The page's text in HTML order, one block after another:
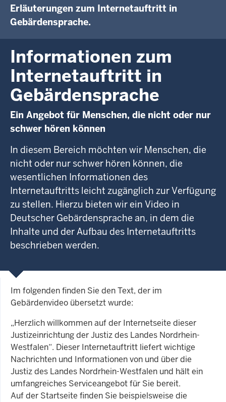
Erläuterungen zum Internetauftritt in
Gebärdensprache.
Informationen zum
Internetauftritt in
Gebärdensprache
Ein Angebot für Menschen, die nicht oder nur
schwer hören können
In diesem Bereich möchten wir Menschen, die
nicht oder nur schwer hören können, die
wesentlichen Informationen des
Internetauftritts leicht zugänglich zur Verfügung
zu stellen. Hierzu bieten wir ein Video in
Deutscher Gebärdensprache an, in dem die
Inhalte und der Aufbau des Internetauftritts
beschrieben werden.
Im folgenden finden Sie den Text, der im
Gebärdenvideo übersetzt wurde:
„Herzlich willkommen auf der Internetseite dieser
Justizeinrichtung der Justiz des Landes Nordrhein-
Westfalen“. Dieser Internetauftritt liefert wichtige
Nachrichten und Informationen von und über die
Justiz des Landes Nordrhein-Westfalen und hält ein
umfangreiches Serviceangebot für Sie bereit.
Auf der Startseite finden Sie beispielsweise die